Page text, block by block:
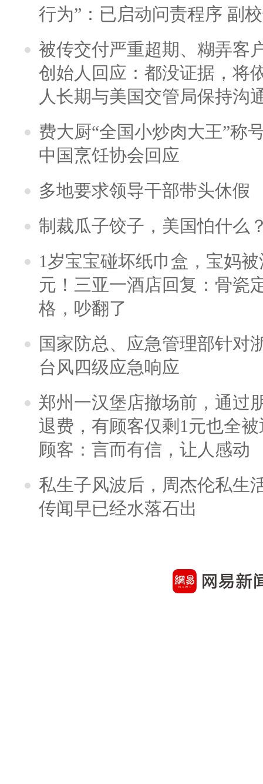
行为”：已启动问责程序 副
被传交付严重超期、糊弄客
创始人回应：都没证据，将
人长期与美国交管局保持沟
费大厨“全国小炒肉大王”称
中国烹饪协会回应
多地要求领导干部带头休假
制裁瓜子饺子，美国怕什么
1岁宝宝碰坏纸巾盒，宝妈
元！三亚一酒店回复：骨瓷
格，吵翻了
国家防总、应急管理部针对
台风四级应急响应
郑州一汉堡店撤场前，通过
退费，有顾客仅剩1元也全
顾客：言而有信，让人感动
私生子风波后，周杰伦私生
传闻早已经水落石出